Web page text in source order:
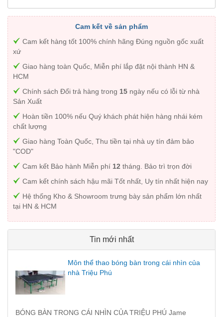
Cam kết về sản phẩm
Cam kết hàng tốt 100% chính hãng Đúng nguồn gốc xuất
xứ
Giao hàng toàn Quốc, Miễn phí lắp đặt nội thành HN &
HCM
Chính sách Đổi trả hàng trong 15 ngày nếu có lỗi từ nhà
Sản Xuất
Hoàn tiền 100% nếu Quý khách phát hiện hàng nhái kém
chất lượng
Giao hàng Toàn Quốc, Thu tiền tại nhà uy tín đảm bảo
"COD"
Cam kết Bảo hành Miễn phí 12 tháng. Bảo trì trọn đời
Cam kết chính sách hậu mãi Tốt nhất, Uy tín nhất hiện nay
Hệ thống Kho & Showroom trưng bày sản phẩm lớn nhất
tại HN & HCM
Tin mới nhất
Môn thể thao bóng bàn trong cái nhìn của
nhà Triệu Phú
BÓNG BÀN TRONG CÁI NHÌN CỦA TRIỆU PHÚ Jame